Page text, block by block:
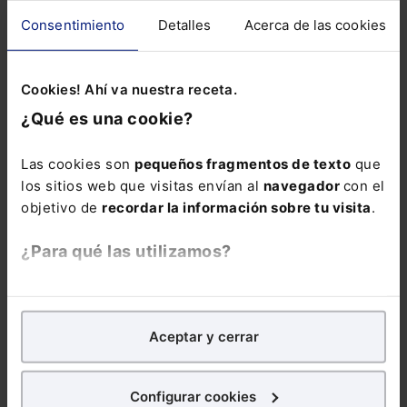
Consentimiento Detalles Acerca de las cookies
Cookies! Ahí va nuestra receta.
¿Qué es una cookie?
Las cookies son pequeños fragmentos de texto que
los sitios web que visitas envían al navegador con el
objetivo de recordar la información sobre tu visita.
¿Para qué las utilizamos?
analíticospara tratar demejorar tu experienciaen
nuestra página web. También con fines publicitarios,
para poder mostrarte publicidad y contenidos de tu
Aceptar y cerrar
Configurar cookies
ALERTAS
Suscríbete ya a la alerta
ESG
ESG: noticias, guías, informes sectoriales,
ebooks, webinars y mucho más